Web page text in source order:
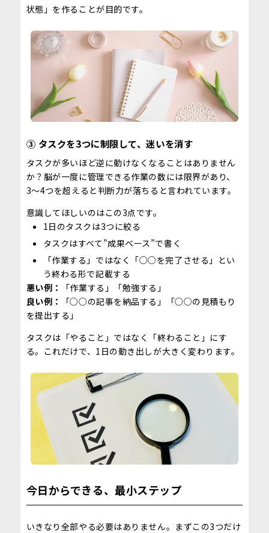
状態」を作ることが目的です。
③ タスクを3つに制限して、迷いを消す
タスクが多いほど逆に動けなくなることはありません
か？脳が一度に管理できる作業の数には限界があり、
3〜4つを超えると判断力が落ちると言われています。
意識してほしいのはこの3点です。
1日のタスクは3つに絞る
タスクはすべて”成果ベース”で書く
「作業する」ではなく「○○を完了させる」とい
う終わる形で記載する
悪い例：
「作業する」「勉強する」
良い例：
「○○の記事を納品する」「○○の見積もり
を提出する」
タスクは「やること」ではなく「終わること」にす
る。これだけで、1日の動き出しが大きく変わります。
今日からできる、最小ステップ
いきなり全部やる必要はありません。まずこの3つだけ